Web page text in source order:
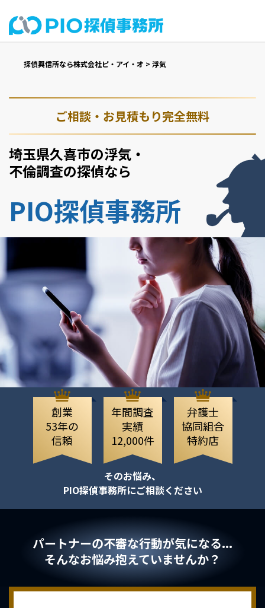
探偵興信所なら株式会社ピ・アイ・オ > 浮気
ご相談・お見積もり完全無料
埼玉県久喜市の浮気・
不倫調査の探偵なら
PIO探偵事務所
創業
53年の
信頼
年間調査
実績
12,000件
弁護士
協同組合
特約店
そのお悩み、
PIO探偵事務所にご相談ください
パートナーの不審な行動が気になる...
そんなお悩み抱えていませんか？